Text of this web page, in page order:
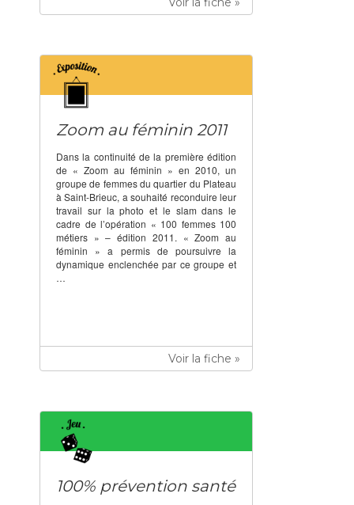
Zoom au féminin 2011
Dans la continuité de la première édition
de « Zoom au féminin » en 2010, un
groupe de femmes du quartier du Plateau
à Saint-Brieuc, a souhaité reconduire leur
travail sur la photo et le slam dans le
cadre de l’opération « 100 femmes 100
métiers » – édition 2011. « Zoom au
féminin » a permis de poursuivre la
dynamique enclenchée par ce groupe et
…
Voir la fiche »
100% prévention santé